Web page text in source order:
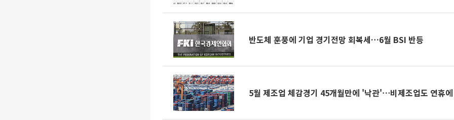
반도체 훈풍에 기업 경기전망 회복세…6월 BSI 반등
5월 제조업 체감경기 45개월만에 '낙관'⋯비제조업도 연휴